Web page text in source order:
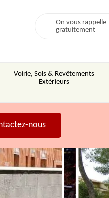
On vous rappelle
gratuitement
Voirie, Sols & Revêtements
Extérieurs
nous